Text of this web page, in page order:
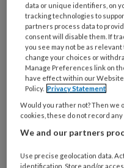
Op de website
terecht voor
verhalen van
website informatie
vinden naar
professionele hulp.
samenwerking
Zelfmoordpreventie
Instituut van
het projectSamen
data or unique identifiers, on
tracking technologies to
partners process data to
consent will disable them. If
you see may not be as
change your choices or
Manage Preferences link on
have effect within our
Policy. Privacy Statement
Would you rather not? Then we
cookies, these do not record any
We and our partners
Use precise geolocation data.
identification. Store and/or